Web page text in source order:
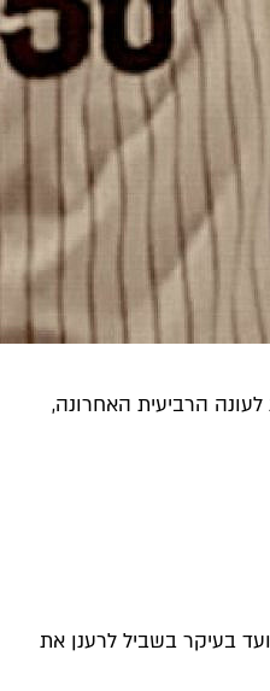
הרביעית האחרונה,
בעיקר בשביל לרענן את